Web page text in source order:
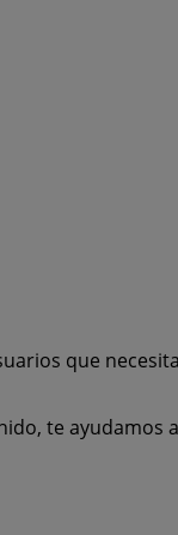
que
te ayudamos